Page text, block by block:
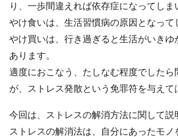
り、一歩間違えれば依存症になってしま
やけ食いは、生活習慣病の原因となって
やけ買いは、行き過ぎると生活がいきゆ
あります。
適度におこなう、たしなむ程度でしたら
が、ストレス発散という免罪符を与えて
今回は、ストレスの解消方法に関して説
ストレスの解消法は、自分にあったモ